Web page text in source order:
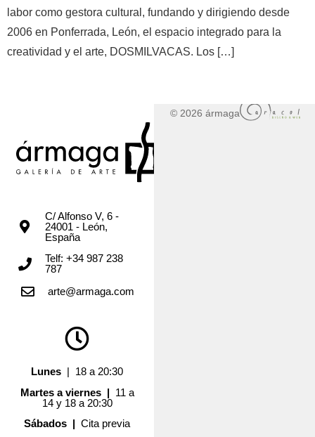
labor como gestora cultural, fundando y dirigiendo desde
2006 en Ponferrada, León, el espacio integrado para la
creatividad y el arte, DOSMILVACAS. Los […]
C/ Alfonso V, 6 -
24001 - León,
España
Telf: +34 987 238
787
arte@armaga.com
Lunes | 18 a 20:30
Martes a viernes | 11 a
14 y 18 a 20:30
Sábados |Cita previa
© 2026 ármaga